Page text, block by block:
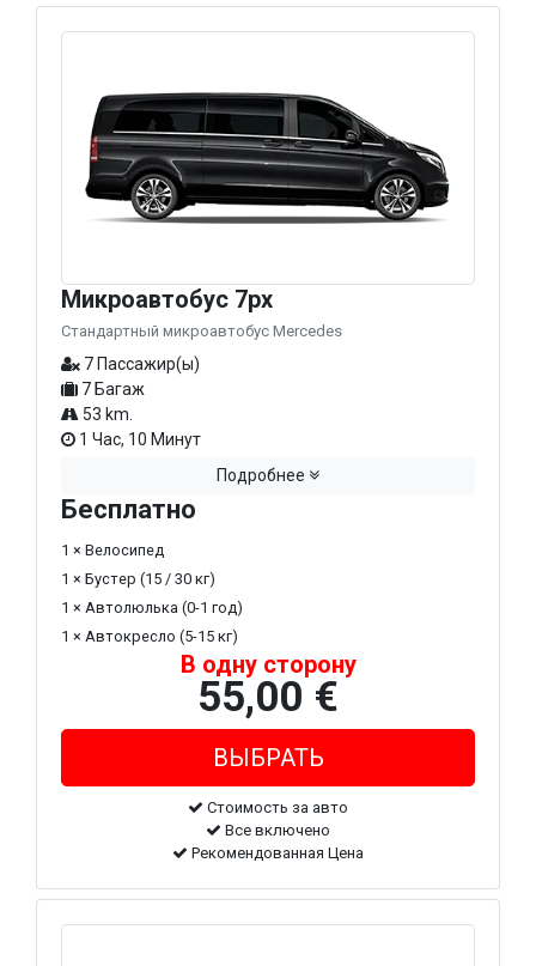
Микроавтобус 7px
Стандартный микроавтобус Mercedes
7 Пассажир(ы)
7 Багаж
53 km.
1 Час, 10 Минут
Подробнее
Бесплатно
1 × Велосипед
1 × Бустер (15 / 30 кг)
1 × Автолюлька (0-1 год)
1 × Автокресло (5-15 кг)
В одну сторону
55,00 €
Стоимость за авто
Все включено
Рекомендованная Цена